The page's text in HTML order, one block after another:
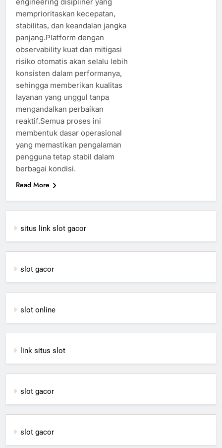
memprioritaskan kecepatan,
stabilitas, dan keandalan jangka
panjang.Platform dengan
observability kuat dan mitigasi
risiko otomatis akan selalu lebih
konsisten dalam performanya,
sehingga memberikan kualitas
layanan yang unggul tanpa
mengandalkan perbaikan
reaktif.Semua proses ini
membentuk dasar operasional
yang memastikan pengalaman
pengguna tetap stabil dalam
berbagai kondisi.
Read More
situs link slot gacor
slot gacor
slot online
link situs slot
slot gacor
slot gacor